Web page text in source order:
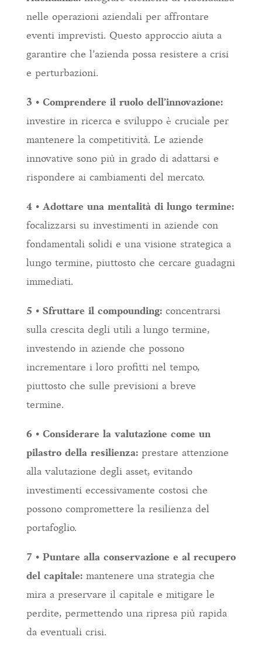
nelle operazioni aziendali per affrontare
eventi imprevisti. Questo approccio aiuta a
garantire che l’azienda possa resistere a crisi
e perturbazioni.
3 • Comprendere il ruolo dell’innovazione:
investire in ricerca e sviluppo è cruciale per
mantenere la competitività. Le aziende
innovative sono più in grado di adattarsi e
rispondere ai cambiamenti del mercato.
4 • Adottare una mentalità di lungo termine:
focalizzarsi su investimenti in aziende con
fondamentali solidi e una visione strategica a
lungo termine, piuttosto che cercare guadagni
immediati.
5 • Sfruttare il compounding:concentrarsi
sulla crescita degli utili a lungo termine,
investendo in aziende che possono
incrementare i loro profitti nel tempo,
piuttosto che sulle previsioni a breve
termine.
6 • Considerare la valutazione come un
pilastro della resilienza:prestare attenzione
alla valutazione degli asset, evitando
investimenti eccessivamente costosi che
possono compromettere la resilienza del
portafoglio.
7 • Puntare alla conservazione e al recupero
del capitale:mantenere una strategia che
mira a preservare il capitale e mitigare le
perdite, permettendo una ripresa più rapida
da eventuali crisi.